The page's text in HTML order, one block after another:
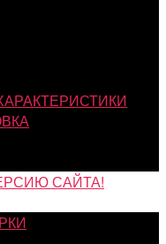
САЙТА!